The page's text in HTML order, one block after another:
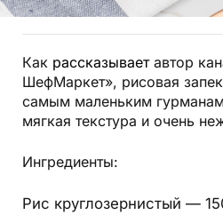
Как рассказываетавтор
ШефМаркет», рисовая
самым маленьким
мягкая текстура и очень
Ингредиенты:
Рис круглозернистый —